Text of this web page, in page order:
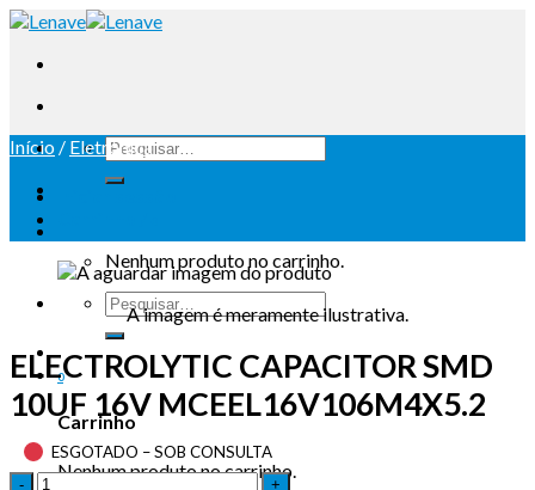
Nenhum produto no carrinho.
0
Carrinho
Nenhum produto no carrinho.
Início / Eletrónica
A imagem é meramente ilustrativa.
ELECTROLYTIC CAPACITOR SMD
10UF 16V MCEEL16V106M4X5.2
ESGOTADO – SOB CONSULTA